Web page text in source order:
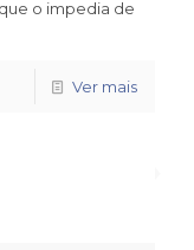
o impedia de
Ver mais